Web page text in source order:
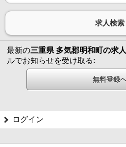
最新の三重県 多気郡明和町の求人
ルでお知らせを受け取る:
ログイン